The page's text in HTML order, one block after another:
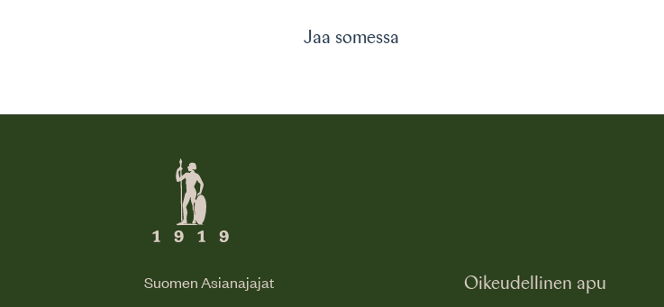
Jaa somessa
Suomen Asianajajat
Oikeudellinen apu